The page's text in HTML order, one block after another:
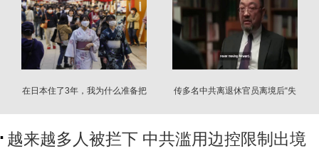
在日本住了3年，我为什么准备把
传多名中共离退休官员离境后“失
越来越多人被拦下 中共滥用边控限制出境